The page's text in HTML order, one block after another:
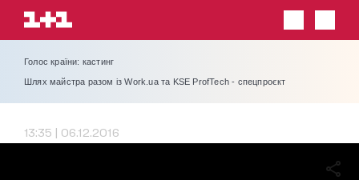
Голос країни: кастинг
Шлях майстра разом із Work.ua та KSE ProfTech - спецпроєкт
13:35 | 06.12.2016